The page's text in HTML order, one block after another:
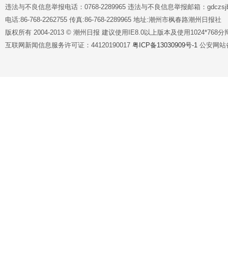
违法与不良信息举报电话：0768-2289965 违法与不良信息举报邮箱：
电话:86-768-2262755 传真:86-768-2289965 地址:潮州市枫春路潮州日报社
版权所有 2004-2013 © 潮州日报 建议使用IE8.0以上版本及使用1024*768分
互联网新闻信息服务许可证：44120190017 粤ICP备13030909号-1 公安网站